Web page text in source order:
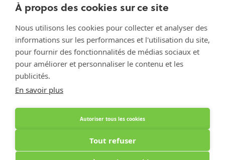
À propos des cookies sur ce site
Nous utilisons les cookies pour collecter et analyser des
informations sur les performances et l'utilisation du site,
pour fournir des fonctionnalités de médias sociaux et
pour améliorer et personnaliser le contenu et les
publicités.
En savoir plus
Autoriser tous les cookies
Tout refuser
Optiphar Mol
Créé avec Shopware